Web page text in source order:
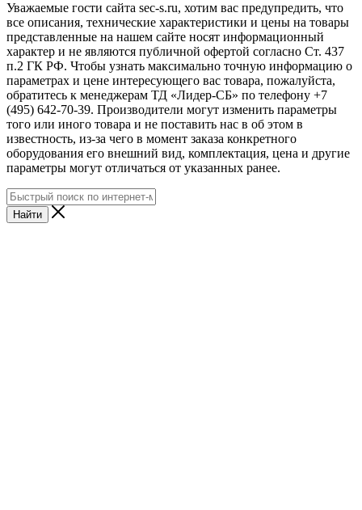
Уважаемые гости сайта sec-s.ru, хотим вас предупредить, что
все описания, технические характеристики и цены на товары
представленные на нашем сайте носят информационный
характер и не являются публичной офертой согласно Ст. 437
п.2 ГК РФ. Чтобы узнать максимально точную информацию о
параметрах и цене интересующего вас товара, пожалуйста,
обратитесь к менеджерам ТД «Лидер-СБ» по телефону +7
(495) 642-70-39. Производители могут изменить параметры
того или иного товара и не поставить нас в об этом в
известность, из-за чего в момент заказа конкретного
оборудования его внешний вид, комплектация, цена и другие
параметры могут отличаться от указанных ранее.
Найти